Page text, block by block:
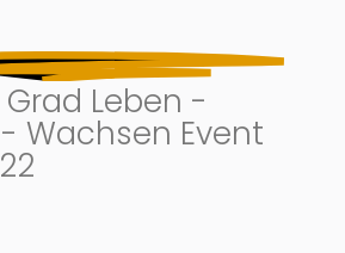
Leben -
Wachsen Event